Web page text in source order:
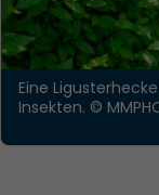
Eine
Insekten. ©